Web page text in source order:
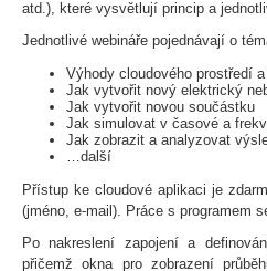
atd.), které vysvětlují princip a
Jednotlivé webináře pojednávají o
Výhody cloudového prostředí
Jak vytvořit nový elektrický
Jak vytvořit novou součástku
Jak simulovat v časové a
Jak zobrazit a analyzovat
…další
Přístup ke cloudové aplikaci je
(jméno, e-mail). Práce s programem
Po nakreslení zapojení a
přičemž okna pro zobrazení